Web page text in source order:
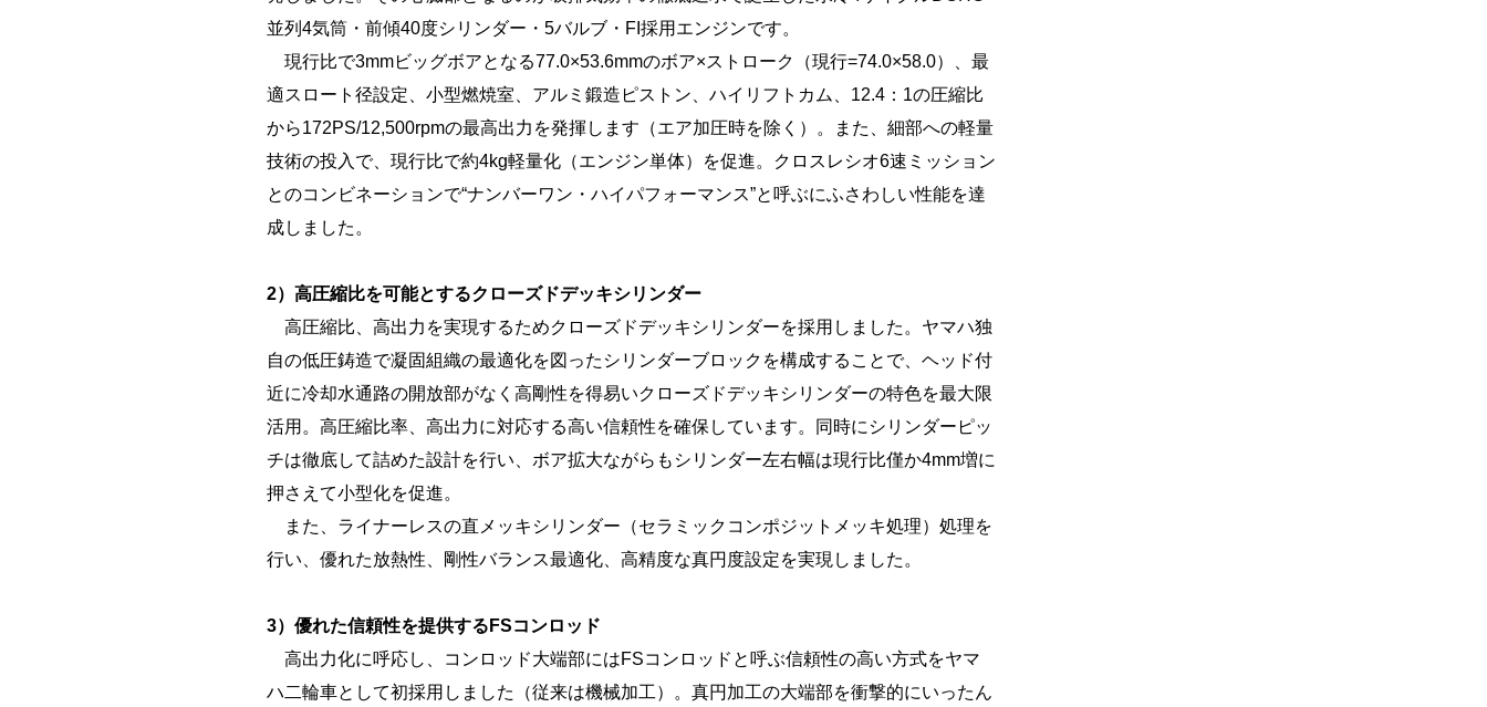
並列4気筒・前傾40度シリンダー・5バルブ・FI採用エンジンです。
現行比で3mmビッグボアとなる77.0×53.6mmのボア×ストローク（現行=74.0×58.0）、最
適スロート径設定、小型燃焼室、アルミ鍛造ピストン、ハイリフトカム、12.4：1の圧縮比
から172PS/12,500rpmの最高出力を発揮します（エア加圧時を除く）。また、細部への軽量
技術の投入で、現行比で約4kg軽量化（エンジン単体）を促進。クロスレシオ6速ミッション
とのコンビネーションで“ナンバーワン・ハイパフォーマンス”と呼ぶにふさわしい性能を達
成しました。
2）高圧縮比を可能とするクローズドデッキシリンダー
高圧縮比、高出力を実現するためクローズドデッキシリンダーを採用しました。ヤマハ独
自の低圧鋳造で凝固組織の最適化を図ったシリンダーブロックを構成することで、ヘッド付
近に冷却水通路の開放部がなく高剛性を得易いクローズドデッキシリンダーの特色を最大限
活用。高圧縮比率、高出力に対応する高い信頼性を確保しています。同時にシリンダーピッ
チは徹底して詰めた設計を行い、ボア拡大ながらもシリンダー左右幅は現行比僅か4mm増に
押さえて小型化を促進。
また、ライナーレスの直メッキシリンダー（セラミックコンポジットメッキ処理）処理を
行い、優れた放熱性、剛性バランス最適化、高精度な真円度設定を実現しました。
3）優れた信頼性を提供するFSコンロッド
高出力化に呼応し、コンロッド大端部にはFSコンロッドと呼ぶ信頼性の高い方式をヤマ
ハ二輪車として初採用しました（従来は機械加工）。真円加工の大端部を衝撃的にいったん